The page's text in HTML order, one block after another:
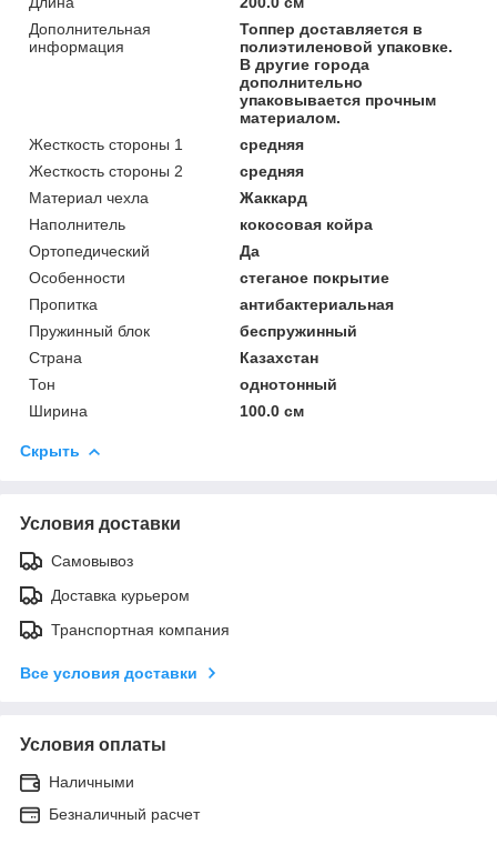
Дополнительная
информация
Топпер доставляется в
полиэтиленовой упаковке.
В другие города
дополнительно
упаковывается прочным
материалом.
Жесткость стороны 1
средняя
Жесткость стороны 2
средняя
Материал чехла
Жаккард
Наполнитель
кокосовая койра
Ортопедический
Да
Особенности
стеганое покрытие
Пропитка
антибактериальная
Пружинный блок
беспружинный
Страна
Казахстан
Тон
однотонный
Ширина
100.0 см
Скрыть
Условия доставки
Самовывоз
Доставка курьером
Транспортная компания
Все условия доставки
Условия оплаты
Наличными
Безналичный расчет